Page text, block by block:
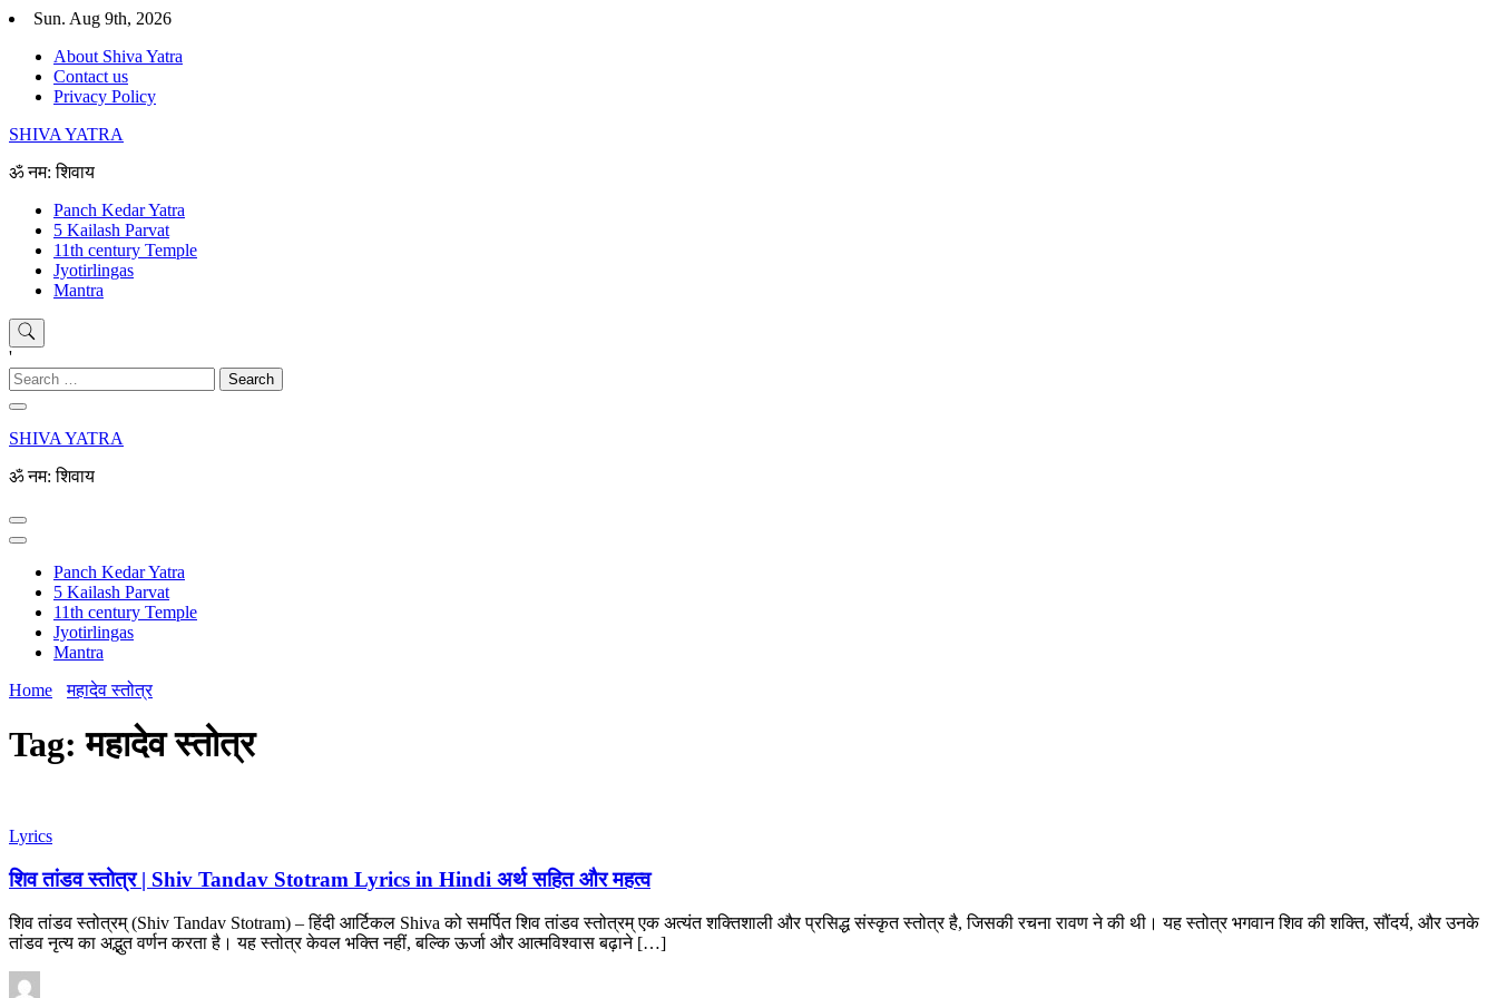
Skip
content
Sun. Aug 9th, 2026
About Shiva Yatra
Contact us
Privacy Policy
SHIVA YATRA
ॐ नम: शिवाय
Panch Kedar Yatra
5 Kailash Parvat
11th century Temple
Jyotirlingas
Mantra
'
Search
for:
SHIVA YATRA
ॐ नम: शिवाय
Panch Kedar Yatra
5 Kailash Parvat
11th century Temple
Jyotirlingas
Mantra
Home
महादेव स्तोत्र
Tag:महादेव स्तोत्र
Lyrics
शिव तांडव स्तोत्र | Shiv Tandav Stotram Lyrics in Hindi अर्थ सहित और महत्व
शिव तांडव स्तोत्रम् (Shiv Tandav Stotram) – हिंदी आर्टिकल Shiva को समर्पित शिव तांडव स्तोत्रम् एक अत्यंत शक्तिशाली और प्रसिद्ध संस्कृत स्तोत्र है, जिसकी रचना रावण ने की थी। यह स्तोत्र भगवान शिव की शक्ति, सौंदर्य, और उनके
तांडव नृत्य का अद्भुत वर्णन करता है। यह स्तोत्र केवल भक्ति नहीं, बल्कि ऊर्जा और आत्मविश्वास बढ़ाने […]